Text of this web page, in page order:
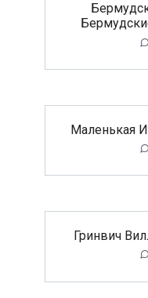
Маленькая
Гринвич